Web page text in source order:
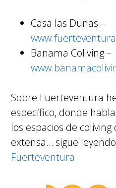
Casa las Dunas –
Banama Coliving –
Sobre Fuerteventura
específico, donde
los espacios de
extensa… sigue
Fuerteventura